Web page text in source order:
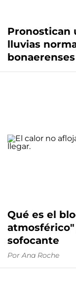
Pronostican
lluvias
bonaerenses
Qué es el
sofocante
Por Ana Roche